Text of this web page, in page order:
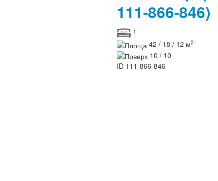
111-866-846)
1
42 / 18 / 12 м2
10 / 10
ID 111-866-846